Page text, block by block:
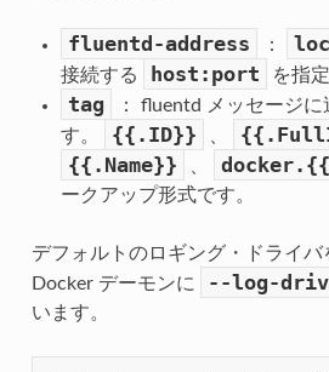
fluentd-address ：
接続する
host:port を指
tag
： fluentd メッセージに
す。
{{.ID}}
{{.Name}}
ークアップ形式です。
デフォルトのロギング・ドライバ
Docker デーモンに
--log-
います。